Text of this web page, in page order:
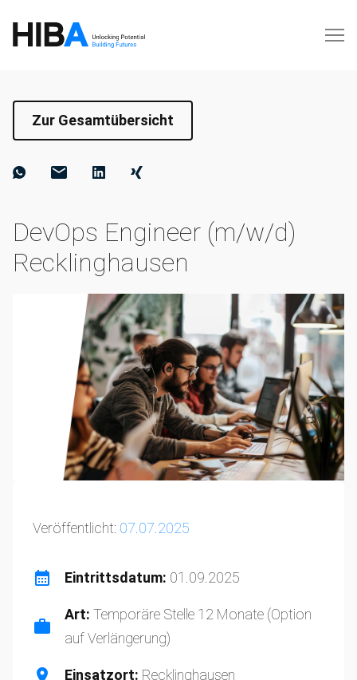
Zur Gesamtübersicht
DevOps Engineer (m/w/d)
Recklinghausen
Veröffentlicht: 07.07.2025
Eintrittsdatum: 01.09.2025
Art: Temporäre Stelle 12 Monate (Option
auf Verlängerung)
Einsatzort: Recklinghausen